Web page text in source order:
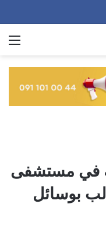
في مستشفى
بوسائل